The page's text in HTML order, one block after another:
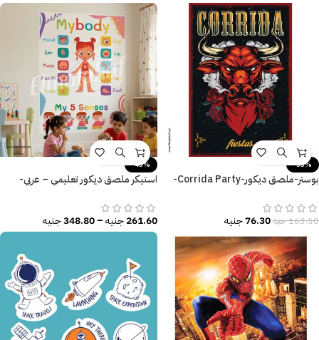
-53%
بوستر-ملصق ديكور-Corrida Party-
163.50جنيه76.30جنيه
-43%
استيكر ملصق ديكور تعليمي – عربي-
261.60جنيه–
348.80جنيه